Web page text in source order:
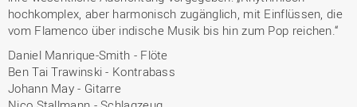
hochkomplex, aber harmonisch zugänglich, mit Einflüssen, die
vom Flamenco über indische Musik bis hin zum Pop reichen.“
Daniel Manrique-Smith - Flöte
Ben Tai Trawinski - Kontrabass
Johann May - Gitarre